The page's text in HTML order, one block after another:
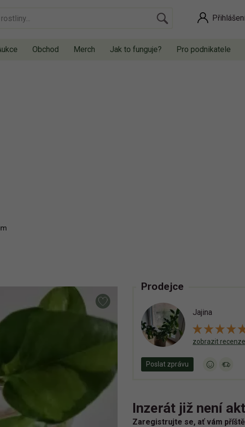
Obchod Merch Jak to funguje? Pro podnikatele
Prodejce
Jajina
zobrazit recenze
Poslat zprávu
Inzerát již není
Zaregistrujte se, ať vám